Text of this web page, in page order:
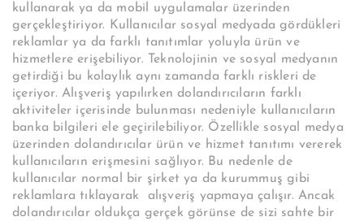
kullanarak ya da mobil uygulamalar üzerinden
gerçekleştiriyor. Kullanıcılar sosyal medyada gördükleri
reklamlar ya da farklı tanıtımlar yoluyla ürün ve
hizmetlere erişebiliyor. Teknolojinin ve sosyal medyanın
getirdiği bu kolaylık aynı zamanda farklı riskleri de
içeriyor. Alışveriş yapılırken dolandırıcıların farklı
aktiviteler içerisinde bulunması nedeniyle kullanıcıların
banka bilgileri ele geçirilebiliyor. Özellikle sosyal medya
üzerinden dolandırıcılar ürün ve hizmet tanıtımı vererek
kullanıcıların erişmesini sağlıyor. Bu nedenle de
kullanıcılar normal bir şirket ya da kurummuş gibi
reklamlara tıklayarak alışveriş yapmaya çalışır. Ancak
dolandırıcılar oldukça gerçek görünse de sizi sahte bir